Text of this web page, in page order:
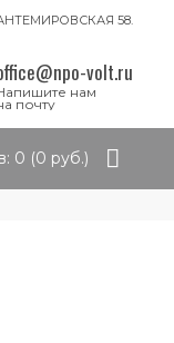
58.
volt.ru
нам
почту
0 (0 руб.)